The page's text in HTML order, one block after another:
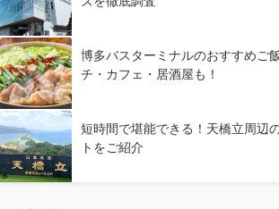
博多バスターミナルのおすすめご
チ・カフェ・居酒屋も！
短時間で堪能できる！天橋立周辺
トをご紹介